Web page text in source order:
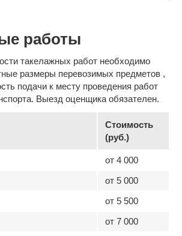
работы
такелажных работ необходимо
размеры перевозимых предметов ,
подачи к месту проведения работ
Выезд оценщика обязателен.
Стоимость
(руб.)
от 4 000
от 5 000
от 5 500
от 7 000